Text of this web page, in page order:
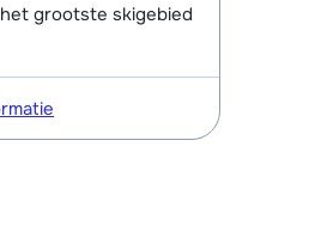
grootste skigebied